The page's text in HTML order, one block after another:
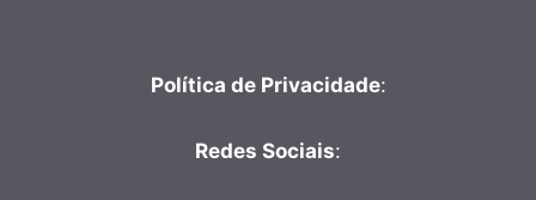
Política de Privacidade:
Redes Sociais: